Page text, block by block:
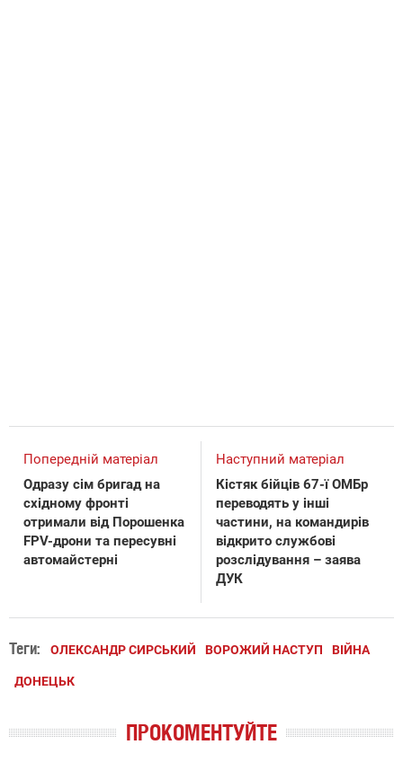
Попередній матеріал
Одразу сім бригад на
східному фронті
отримали від Порошенка
FPV-дрони та пересувні
автомайстерні
Наступний матеріал
Кістяк бійців 67-ї ОМБр
переводять у інші
частини, на командирів
відкрито службові
розслідування – заява
ДУК
Теги: ОЛЕКСАНДР СИРСЬКИЙ ВОРОЖИЙ НАСТУП ВІЙНА
ДОНЕЦЬК
ПРОКОМЕНТУЙТЕ